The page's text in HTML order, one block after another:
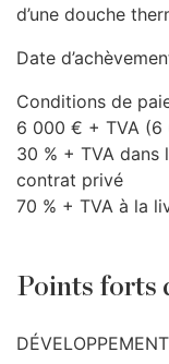
d’une douche
Date
Conditions de
6 000 € + TVA (6
30 % + TVA dans
contrat privé
70 % + TVA à la
Points forts